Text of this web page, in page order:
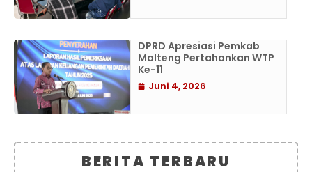
DPRD Apresiasi Pemkab
Malteng Pertahankan WTP
Ke-11
Juni 4, 2026
BERITA TERBARU